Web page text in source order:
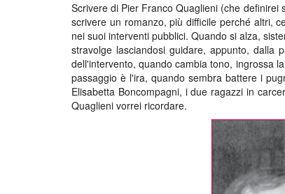
Scrivere di Pier Franco Quaglieni (che
scrivere un romanzo, più difficile perché altri,
nei suoi interventi pubblici. Quando si alza,
stravolge lasciandosi guidare, appunto, dalla
dell'intervento, quando cambia tono, ingrossa
passaggio è l'ira, quando sembra battere i
Elisabetta Boncompagni, i due ragazzi in
Quaglieni vorrei ricordare.